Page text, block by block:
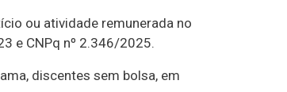
ou atividade remunerada no
e CNPq nº 2.346/2025.
discentes sem bolsa, em